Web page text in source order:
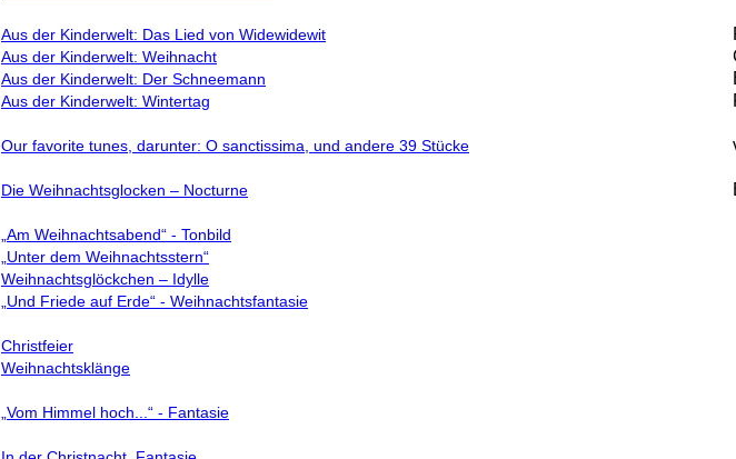
Aus der Kinderwelt: Das Lied von Widewidewit
Aus der Kinderwelt: Weihnacht
Aus der Kinderwelt: Der Schneemann
Aus der Kinderwelt: Wintertag
Our favorite tunes, darunter: O sanctissima, und andere 39 Stücke
Die Weihnachtsglocken – Nocturne
„Am Weihnachtsabend“ - Tonbild
„Unter dem Weihnachtsstern“
Weihnachtsglöckchen – Idylle
„Und Friede auf Erde“ - Weihnachtsfantasie
Christfeier
Weihnachtsklänge
„Vom Himmel hoch...“ - Fantasie